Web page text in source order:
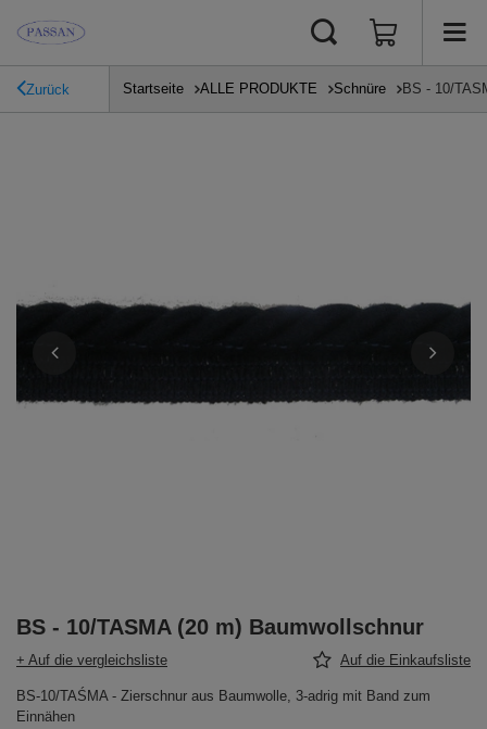
Zurück Startseite ALLE PRODUKTE Schnüre BS - 10/
BS - 10/TASMA (20 m) Baumwollschnur
+ Auf die vergleichsliste Auf die Einkaufsliste
BS-10/TAŚMA - Zierschnur aus Baumwolle, 3-adrig mit Band zum
Einnähen